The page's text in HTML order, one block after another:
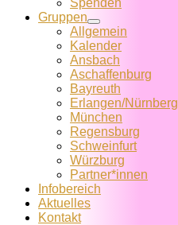
Spenden
Gruppen
Allgemein
Kalender
Ansbach
Aschaffenburg
Bayreuth
Erlangen/Nürnberg
München
Regensburg
Schweinfurt
Würzburg
Partner*innen
Infobereich
Aktuelles
Kontakt